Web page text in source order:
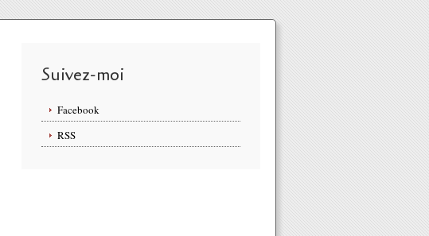
Suivez-moi
Facebook
RSS